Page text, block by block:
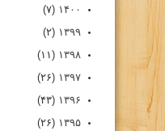
۱۴۰۰ (۷)
۱۳۹۹ (۲)
۱۳۹۸ (۱۱)
۱۳۹۷ (۲۶)
۱۳۹۶ (۴۳)
۱۳۹۵ (۲۶)